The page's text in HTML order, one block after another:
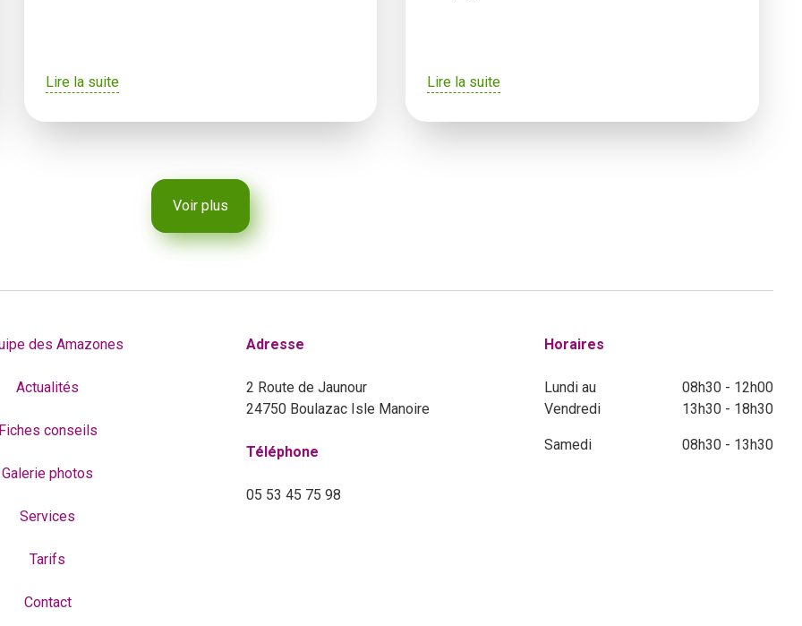
Lire la suite Lire la suite
Voir plus
des Amazones
Actualités
conseils
Galerie photos
Services
Tarifs
Contact
Adresse
2 Route de Jaunour
24750 Boulazac Isle Manoire
Téléphone
05 53 45 75 98
Horaires
Lundi au
Vendredi
08h30 - 12h00
13h30 - 18h30
Samedi 08h30 - 13h30